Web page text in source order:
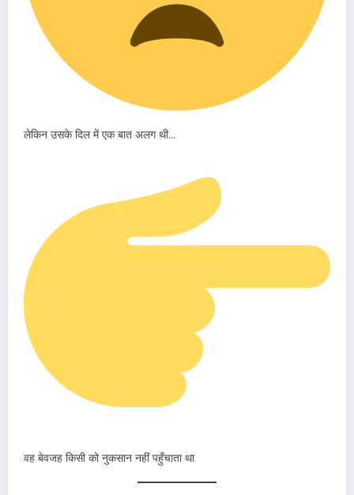
लेकिन उसके दिल में एक बात अलग थी…
वह बेवजह किसी को नुकसान नहीं पहुँचाता था